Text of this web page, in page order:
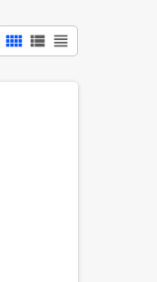
view_comfy view_list view_headline